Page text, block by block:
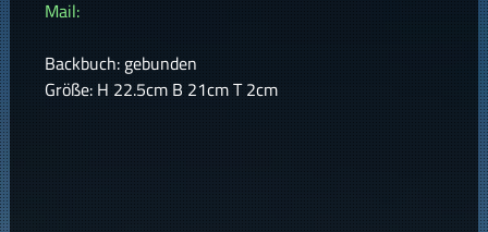
Mail:
Backbuch: gebunden
Größe: H 22.5cm B 21cm T 2cm